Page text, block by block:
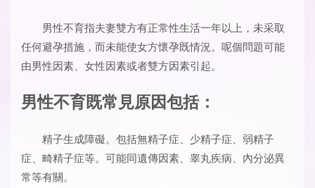
男性不育指夫妻雙方有正常性生活一年以上，未采取
任何避孕措施，而未能使女方懷孕既情況。呢個問題可能
由男性因素、女性因素或者雙方因素引起。
男性不育既常見原因包括：
精子生成障礙。包括無精子症、少精子症、弱精子
症、畸精子症等。可能同遺傳因素、睾丸疾病、內分泌異
常等有關。